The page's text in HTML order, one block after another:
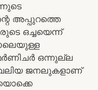
അപ്പുറത്തെ
ഒച്ചയെന്ന്
ഒന്നുല്ല
വലിയ ജനലുകളാണ്